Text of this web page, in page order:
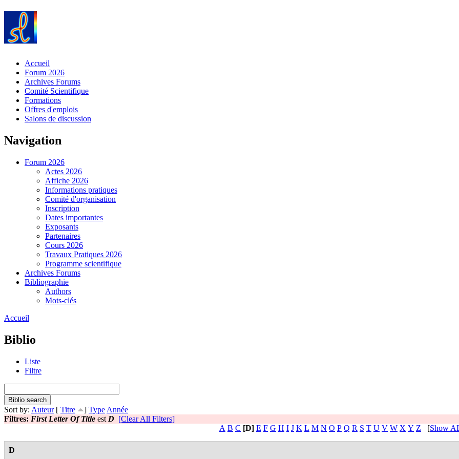
Accueil
Forum 2026
Archives Forums
Comité Scientifique
Formations
Offres d'emplois
Salons de discussion
Navigation
Forum 2026
Actes 2026
Affiche 2026
Informations pratiques
Comité d'organisation
Inscription
Dates importantes
Exposants
Partenaires
Cours 2026
Travaux Pratiques 2026
Programme scientifique
Archives Forums
Bibliographie
Authors
Mots-clés
Accueil
Biblio
Liste
Filtre
Sort by: Auteur[ Titre ] Type Année
Filtres: First Letter Of Title est D [Clear All Filters]
A B C [D] E F G H I J K L M N O P Q R S T U V W X Y Z [Show
D